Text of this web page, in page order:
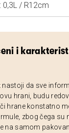
0,3L / R12cm
i
nastoji da sve
hrani, budu
hrane konstatno
zbog čega su
na samom